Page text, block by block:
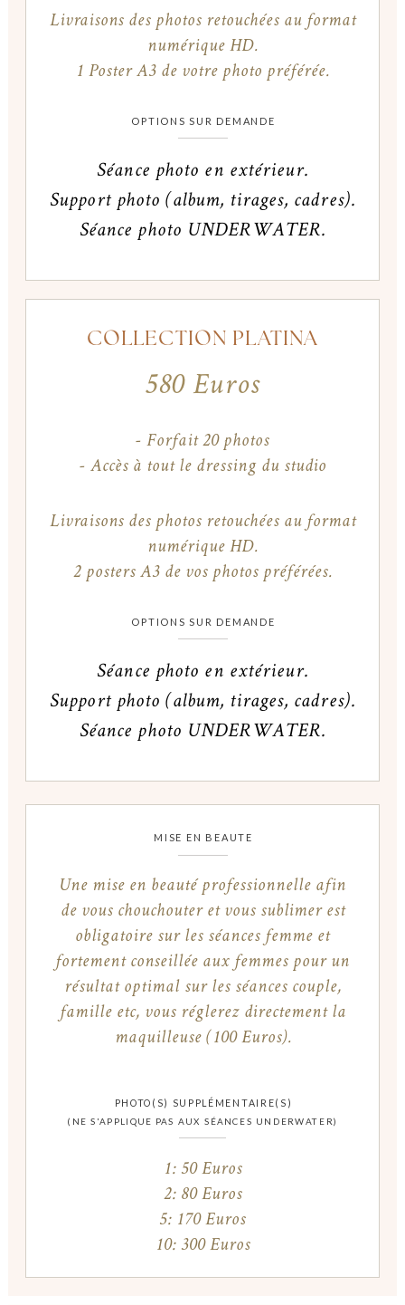
Livraisons des photos retouchées au format
numérique HD.
1 Poster A3 de votre photo préférée.
OPTIONS SUR DEMANDE
Séance photo en extérieur.
Support photo (album, tirages, cadres).
Séance photo UNDERWATER.
COLLECTION PLATINA
580 Euros
- Forfait 20 photos
- Accès à tout le dressing du studio
Livraisons des photos retouchées au format
numérique HD.
2 posters A3 de vos photos préférées.
OPTIONS SUR DEMANDE
Séance photo en extérieur.
Support photo (album, tirages, cadres).
Séance photo UNDERWATER.
MISE EN BEAUTÉ
Une mise en beauté professionnelle afin
de vous chouchouter et vous sublimer est
obligatoire sur les séances femme et
fortement conseillée aux femmes pour un
résultat optimal sur les séances couple,
famille etc, vous réglerez directement la
maquilleuse (100 Euros).
(NE S'APPLIQUE PAS AUX SÉANCES UNDERWATER)
PHOTO(S) SUPPLÉMENTAIRE(S)
1: 50 Euros
2: 80 Euros
5: 170 Euros
10: 300 Euros